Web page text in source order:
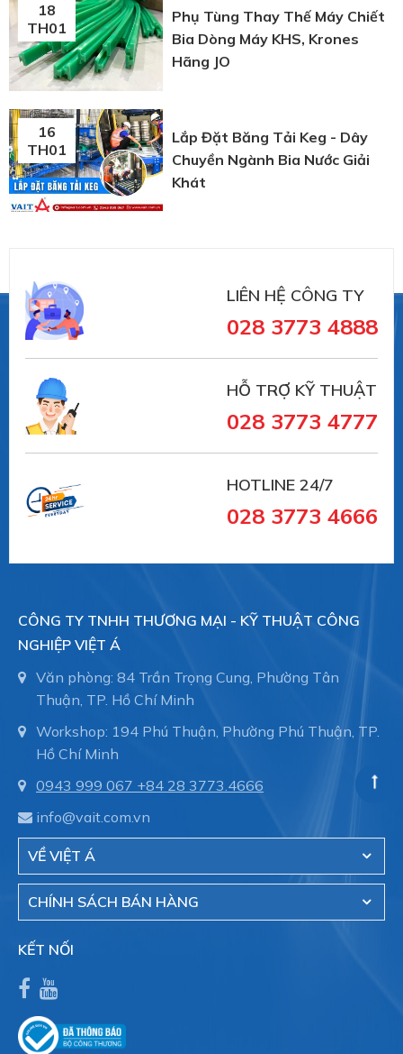
18
TH01
Phụ Tùng Thay Thế Máy Chiết
Bia Dòng Máy KHS, Krones
Hãng JO
16
TH01
Lắp Đặt Băng Tải Keg - Dây
Chuyền Ngành Bia Nước Giải
Khát
LIÊN HỆ CÔNG TY
028 3773 4888
HỖ TRỢ KỸ THUẬT
028 3773 4777
HOTLINE 24/7
028 3773 4666
CÔNG TY TNHH THƯƠNG MẠI - KỸ THUẬT CÔNG
NGHIỆP VIỆT Á
Văn phòng: 84 Trần Trọng Cung, Phường Tân
Thuận, TP. Hồ Chí Minh
Workshop: 194 Phú Thuận, Phường Phú Thuận, TP.
Hồ Chí Minh
0943 999 067 +84 28 3773.4666
info@vait.com.vn
VỀ VIỆT Á
CHÍNH SÁCH BÁN HÀNG
KẾT NỐI